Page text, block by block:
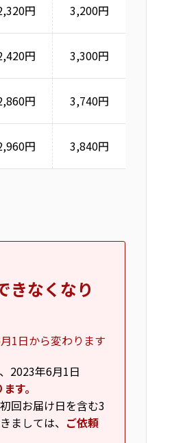
円 3,200円
円 3,300円
円 3,740円
円 3,840円
きなくなり
1日から変わります
2023年6月1日
す。
回お届け日を含む3
ましては、 ご依頼